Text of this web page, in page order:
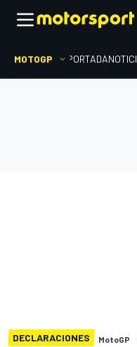
MOTOGP PORTADA
DECLARACIONES MotoGP